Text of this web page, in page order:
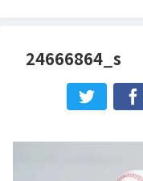
24666864_s